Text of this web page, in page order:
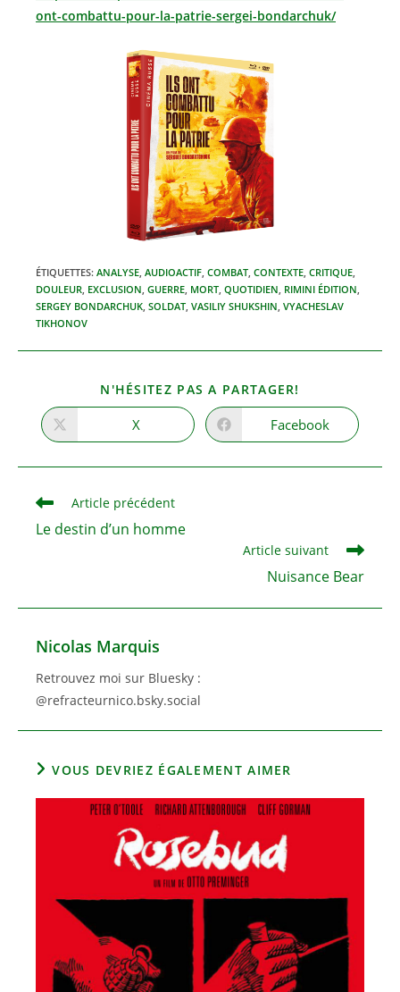
ont-combattu-pour-la-patrie-sergei-bondarchuk/
ÉTIQUETTES: ANALYSE, AUDIOACTIF, COMBAT, CONTEXTE, CRITIQUE,
DOULEUR, EXCLUSION, GUERRE, MORT, QUOTIDIEN, RIMINI ÉDITION,
SERGEY BONDARCHUK, SOLDAT, VASILIY SHUKSHIN, VYACHESLAV
TIKHONOV
N'HÉSITEZ PAS A PARTAGER!
CONTENU
Ouvrir
dans
autre
X Ouvrir
dans
autre
Facebook
Read
more
articles
Article précédent
Le destin d’un homme
Article suivant
Nuisance Bear
Nicolas Marquis
Retrouvez moi sur Bluesky :
@refracteurnico.bsky.social
VOUS DEVRIEZ ÉGALEMENT AIMER